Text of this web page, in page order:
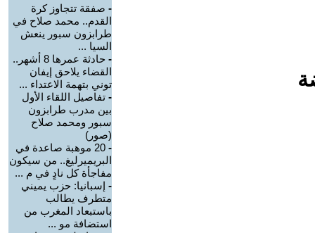
- صفقة تتجاوز كرة
القدم.. محمد صلاح في
طرابزون سبور ينعش
السيا ...
-
حادثة عمرها 8 أشهر..
القضاء يلاحق إيفان
توني بتهمة الاعتداء ...
- تفاصيل اللقاء الأول
بين مدرب طرابزون
سبور ومحمد صلاح
(صور)
-
20 موهبة صاعدة في
البريميرليغ.. من سيكون
مفاجأة كل نادٍ في م ...
- إسبانيا: حزب يميني
متطرف يطالب
باستبعاد المغرب من
استضافة مو ...